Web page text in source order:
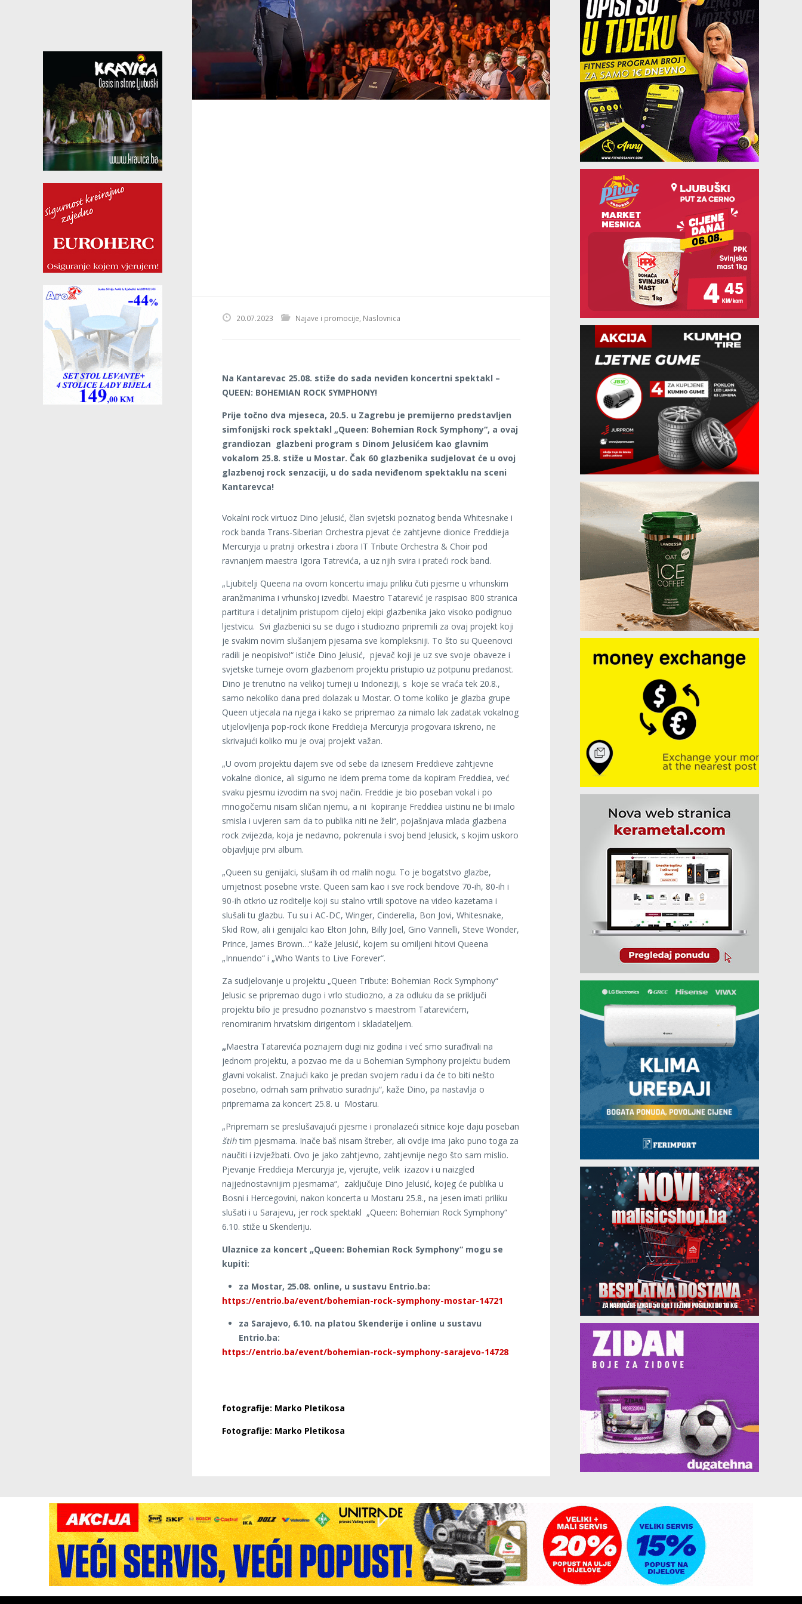
20.07.2023 Najave i promocije Naslovnica
Na Kantarevac 25.08. stiže do sada neviđen koncertni spektakl –
QUEEN: BOHEMIAN ROCK SYMPHONY!
Prije točno dva mjeseca, 20.5. u Zagrebu je premijerno predstavljen
simfonijski rock spektakl „Queen: Bohemian Rock Symphony“, a ovaj
grandiozan glazbeni program s Dinom Jelusićem kao glavnim
vokalom 25.8. stiže u Mostar. Čak 60 glazbenika sudjelovat će u ovoj
glazbenoj rock senzaciji, u do sada neviđenom spektaklu na sceni
Kantarevca!
Vokalni rock virtuoz Dino Jelusić, član svjetski poznatog benda Whitesnake i
rock banda Trans-Siberian Orchestra pjevat će zahtjevne dionice Freddieja
Mercuryja u pratnji orkestra i zbora IT Tribute Orchestra & Choir pod
ravnanjem maestra Igora Tatrevića, a uz njih svira i prateći rock band.
„Ljubitelji Queena na ovom koncertu imaju priliku čuti pjesme u vrhunskim
aranžmanima i vrhunskoj izvedbi. Maestro Tatarević je raspisao 800 stranica
partitura i detaljnim pristupom cijeloj ekipi glazbenika jako visoko podignuo
ljestvicu. Svi glazbenici su se dugo i studiozno pripremili za ovaj projekt koji
je svakim novim slušanjem pjesama sve kompleksniji. To što su Queenovci
radili je neopisivo!“ ističe Dino Jelusić, pjevač koji je uz sve svoje obaveze i
svjetske turneje ovom glazbenom projektu pristupio uz potpunu predanost.
Dino je trenutno na velikoj turneji u Indoneziji, s koje se vraća tek 20.8.,
samo nekoliko dana pred dolazak u Mostar. O tome koliko je glazba grupe
Queen utjecala na njega i kako se pripremao za nimalo lak zadatak vokalnog
utjelovljenja pop-rock ikone Freddieja Mercuryja progovara iskreno, ne
skrivajući koliko mu je ovaj projekt važan.
„U ovom projektu dajem sve od sebe da iznesem Freddieve zahtjevne
vokalne dionice, ali sigurno ne idem prema tome da kopiram Freddiea, već
svaku pjesmu izvodim na svoj način. Freddie je bio poseban vokal i po
mnogočemu nisam sličan njemu, a ni kopiranje Freddiea uistinu ne bi imalo
smisla i uvjeren sam da to publika niti ne želi“, pojašnjava mlada glazbena
rock zvijezda, koja je nedavno, pokrenula i svoj bend Jelusick, s kojim uskoro
objavljuje prvi album.
„Queen su genijalci, slušam ih od malih nogu. To je bogatstvo glazbe,
umjetnost posebne vrste. Queen sam kao i sve rock bendove 70-ih, 80-ih i
90-ih otkrio uz roditelje koji su stalno vrtili spotove na video kazetama i
slušali tu glazbu. Tu su i AC-DC, Winger, Cinderella, Bon Jovi, Whitesnake,
Skid Row, ali i genijalci kao Elton John, Billy Joel, Gino Vannelli, Steve Wonder,
Prince, James Brown…“ kaže Jelusić, kojem su omiljeni hitovi Queena
„Innuendo“ i „Who Wants to Live Forever“.
Za sudjelovanje u projektu „Queen Tribute: Bohemian Rock Symphony“
Jelusic se pripremao dugo i vrlo studiozno, a za odluku da se priključi
projektu bilo je presudno poznanstvo s maestrom Tatarevićem,
renomiranim hrvatskim dirigentom i skladateljem.
„Maestra Tatarevića poznajem dugi niz godina i već smo surađivali na
jednom projektu, a pozvao me da u Bohemian Symphony projektu budem
glavni vokalist. Znajući kako je predan svojem radu i da će to biti nešto
posebno, odmah sam prihvatio suradnju“, kaže Dino, pa nastavlja o
pripremama za koncert 25.8. u Mostaru.
„Pripremam se preslušavajući pjesme i pronalazeći sitnice koje daju poseban
štihtim pjesmama. Inače baš nisam štreber, ali ovdje ima jako puno toga za
naučiti i izvježbati. Ovo je jako zahtjevno, zahtjevnije nego što sam mislio.
Pjevanje Freddieja Mercuryja je, vjerujte, velik izazov i u naizgled
najjednostavnijim pjesmama“, zaključuje Dino Jelusić, kojeg će publika u
Bosni i Hercegovini, nakon koncerta u Mostaru 25.8., na jesen imati priliku
slušati i u Sarajevu, jer rock spektakl „Queen: Bohemian Rock Symphony“
6.10. stiže u Skenderiju.
Ulaznice za koncert „Queen: Bohemian Rock Symphony“ mogu se
kupiti:
za Mostar, 25.08. online, u sustavu Entrio.ba:
https://entrio.ba/event/bohemian-rock-symphony-mostar-14721
za Sarajevo, 6.10. na platou Skenderije i online u sustavu
Entrio.ba:
https://entrio.ba/event/bohemian-rock-symphony-sarajevo-14728
fotografije: Marko Pletikosa
Fotografije: Marko Pletikosa